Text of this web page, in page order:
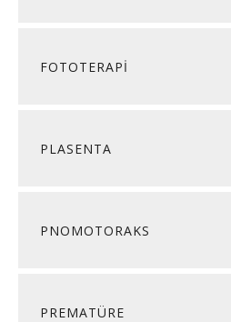
FOTOTERAPİ
PLASENTA
PNOMOTORAKS
PREMATÜRE